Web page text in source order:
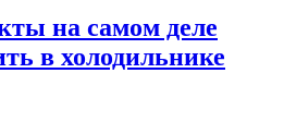
на самом деле
в холодильнике